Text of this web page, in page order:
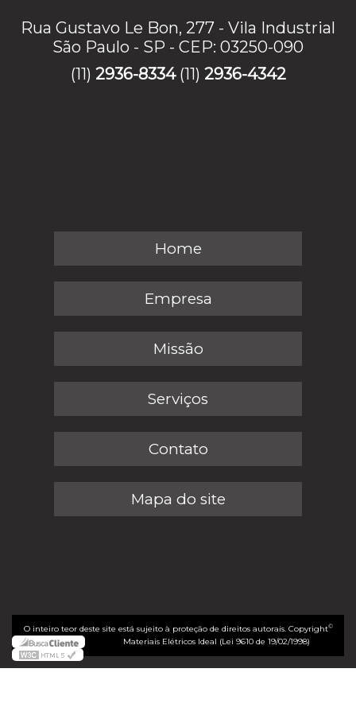
Rua Gustavo Le Bon, 277 - Vila Industrial
São Paulo - SP - CEP: 03250-090
(11) 2936-8334 (11) 2936-4342
Home
Empresa
Missão
Serviços
Contato
Mapa do site
O inteiro teor deste site está sujeito à proteção de direitos autorais. Copyright©
Materiais Elétricos Ideal (Lei 9610 de 19/02/1998)